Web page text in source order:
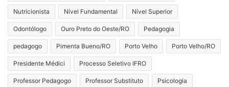
Nutricionista Nível Fundamental Nível Superior
Odontólogo Ouro Preto do Oeste/RO Pedagogia
pedagogo Pimenta Bueno/RO Porto Velho Porto Velho/RO
Presidente Médici Processo Seletivo IFRO
Professor Pedagogo Professor Substituto Psicologia